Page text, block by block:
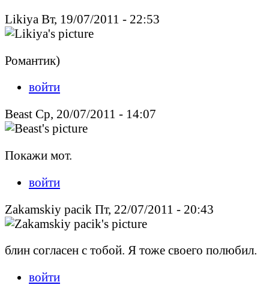
Likiya Вт, 19/07/2011 - 22:53
Романтик)
войти
Beast Ср, 20/07/2011 - 14:07
Покажи мот.
войти
Zakamskiy pacik Пт, 22/07/2011 - 20:43
блин согласен с тобой. Я тоже своего полюбил.
войти